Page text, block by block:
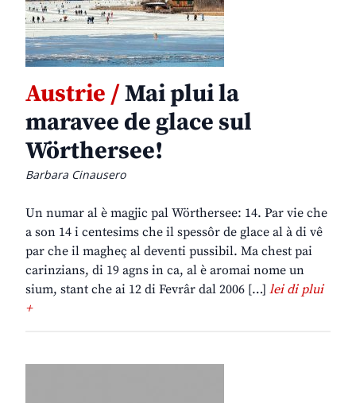
Austrie /Mai plui la
maravee de glace sul
Wörthersee!
Barbara Cinausero
Un numar al è magjic pal Wörthersee: 14. Par vie che
a son 14 i centesims che il spessôr de glace al à di vê
par che il magheç al deventi pussibil. Ma chest pai
carinzians, di 19 agns in ca, al è aromai nome un
sium, stant che ai 12 di Fevrâr dal 2006 […] lei di plui
+